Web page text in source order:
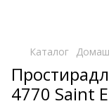
Каталог
4770 Saint